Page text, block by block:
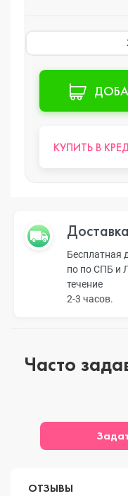
КУПИТЬ В
Доставка
Бесплатная
по по СПБ и
течение
2-3 часов.
Часто
ОТЗЫВЫ